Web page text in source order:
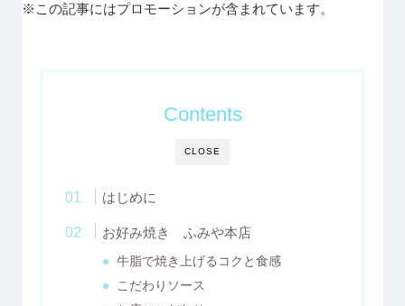
※この記事にはプロモーションが含まれています。
CLOSE
Contents
はじめに
お好み焼き ふみや本店
牛脂で焼き上げるコクと食感
こだわりソース